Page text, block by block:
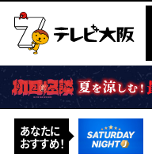
あなたに
おすすめ！